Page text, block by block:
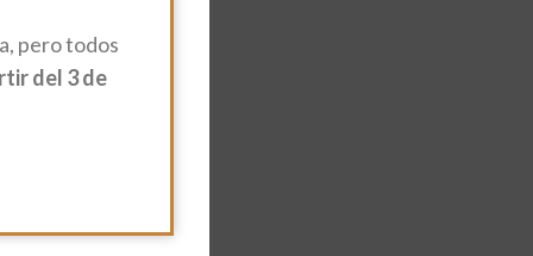
pero todos
del 3 de